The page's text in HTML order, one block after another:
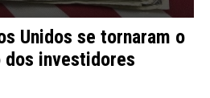
Unidos se tornaram o
investidores